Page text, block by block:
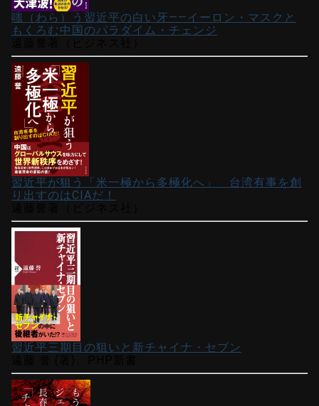
嗤（わら）う習近平の白い牙――イーロン・マスクと
もくろむ中国のパラダイム・チェンジ
習近平が狙う「米一極から多極化へ」 台湾有事を創
り出すのはCIAだ！
習近平三期目の狙いと新チャイナ・セブン